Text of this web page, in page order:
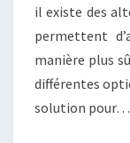
il existe des
permettent
manière plus
différentes
solution pour…